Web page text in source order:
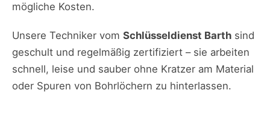
mögliche Kosten.
Unsere Techniker vom Schlüsseldienst Barth sind
geschult und regelmäßig zertifiziert – sie arbeiten
schnell, leise und sauber ohne Kratzer am Material
oder Spuren von Bohrlöchern zu hinterlassen.